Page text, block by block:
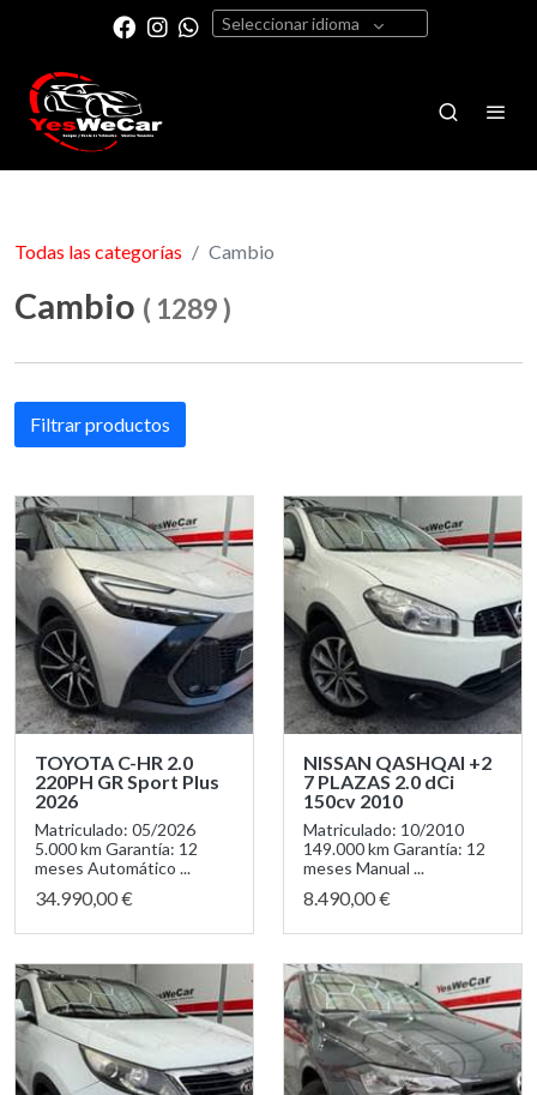
Seleccionar idioma
Todas las categorías Cambio
Cambio ( 1289)
Filtrar productos
TOYOTA C-HR 2.0
220PH GR Sport Plus
2026
Matriculado: 05/2026
5.000 km Garantía: 12
meses Automático ...
34.990,00 €
NISSAN QASHQAI +2
7 PLAZAS 2.0 dCi
150cv 2010
Matriculado: 10/2010
149.000 km Garantía: 12
meses Manual ...
8.490,00 €